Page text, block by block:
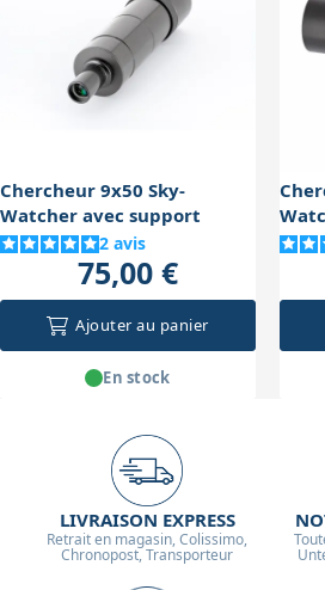
la solidité des vis pour maintenir
Chercheur 9x50 Sky-
Watcher avec support
2 avis
75,00 €
Ajouter au panier
En stock
LIVRAISON EXPRESS
Retrait en magasin, Colissimo,
Chronopost, Transporteur